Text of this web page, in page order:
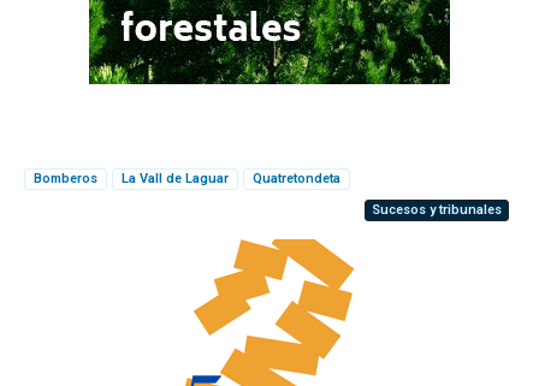
Bomberos La Vall de Laguar
Quatretondeta
Sucesos y tribunales